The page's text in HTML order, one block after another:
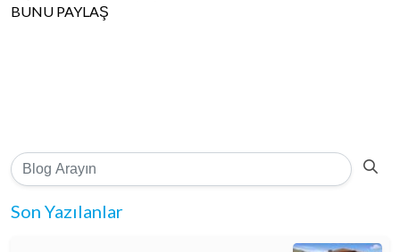
BUNU PAYLAŞ
Son Yazılanlar